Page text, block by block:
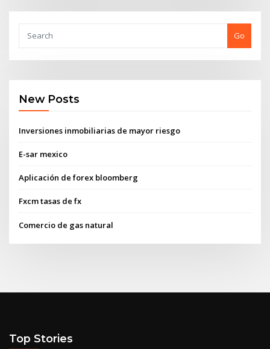
Go
New Posts
Inversiones inmobiliarias de mayor riesgo
E-sar mexico
Aplicación de forex bloomberg
Fxcm tasas de fx
Comercio de gas natural
Top Stories